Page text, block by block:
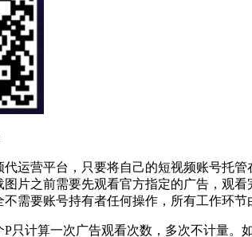
运营平台，只要将自己的短视频账号托
片之前需要先观看官方指定的广告，观
需要账号持有者任何操作，所有工作环
只计算一次广告观看次数，多次不计量。